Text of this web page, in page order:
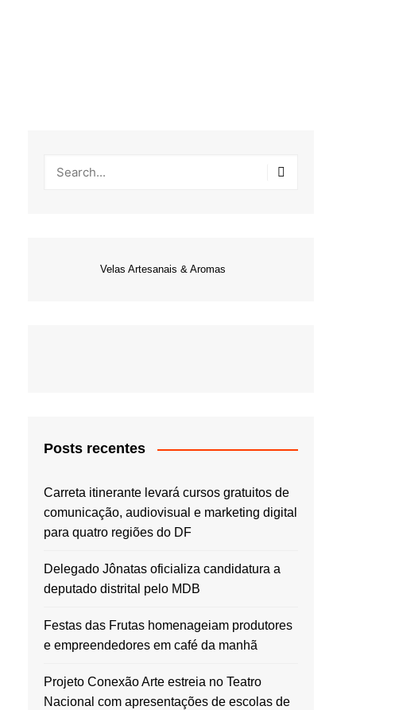
Velas Artesanais & Aromas
Posts recentes
Carreta itinerante levará cursos gratuitos de
comunicação, audiovisual e marketing digital
para quatro regiões do DF
Delegado Jônatas oficializa candidatura a
deputado distrital pelo MDB
Festas das Frutas homenageiam produtores
e empreendedores em café da manhã
Projeto Conexão Arte estreia no Teatro
Nacional com apresentações de escolas de